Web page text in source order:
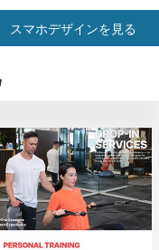
スマホデザインを見る